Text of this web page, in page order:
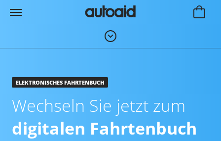
ELEKTRONISCHES FAHRTENBUCH
Wechseln Sie jetzt zum
digitalen Fahrtenbuch